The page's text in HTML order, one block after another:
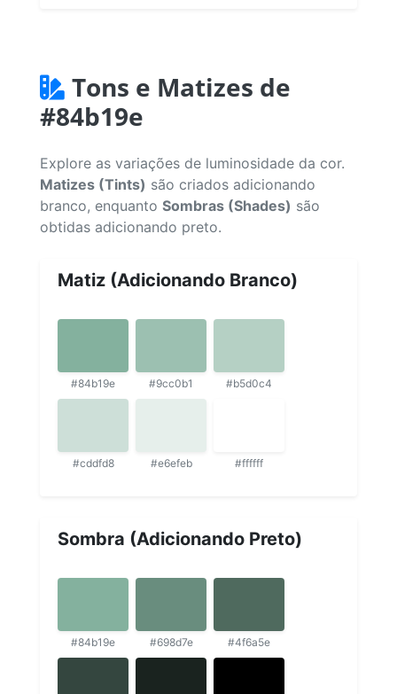
Tons e Matizes de
#84b19e
Explore as variações de luminosidade da cor.
Matizes (Tints) são criados adicionando
branco, enquanto Sombras (Shades) são
obtidas adicionando preto.
Matiz (Adicionando Branco)
#84b19e #9cc0b1 #b5d0c4
#cddfd8 #e6efeb #ffffff
Sombra (Adicionando Preto)
#84b19e #698d7e #4f6a5e